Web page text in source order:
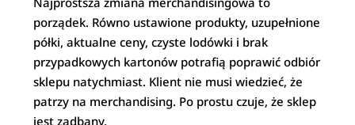
porządek. Równo ustawione produkty, uzupełnione
półki, aktualne ceny, czyste lodówki i brak
przypadkowych kartonów potrafią poprawić odbiór
sklepu natychmiast. Klient nie musi wiedzieć, że
patrzy na merchandising. Po prostu czuje, że sklep
jest zadbany.